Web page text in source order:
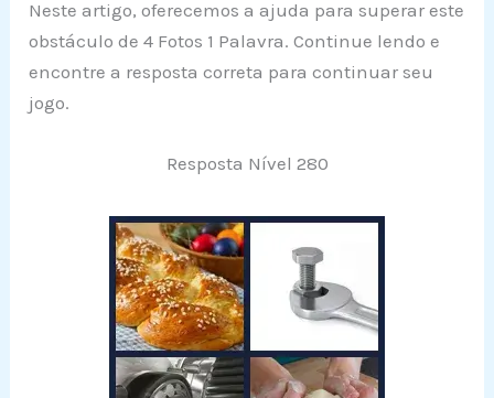
Neste artigo, oferecemos a ajuda para superar este
obstáculo de 4 Fotos 1 Palavra. Continue lendo e
encontre a resposta correta para continuar seu
jogo.
Resposta Nível 280